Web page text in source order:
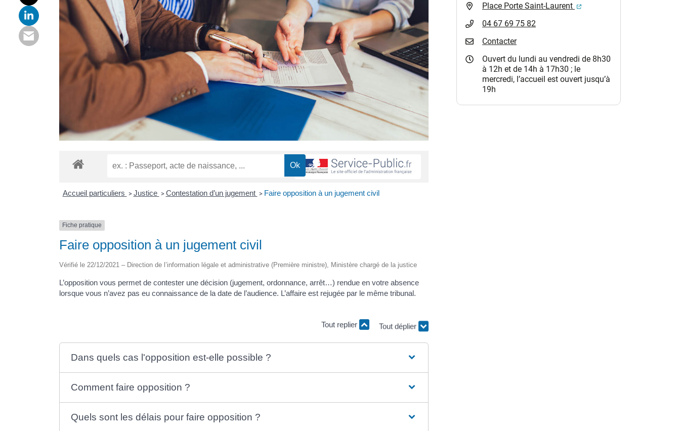
Accueil particuliers > Justice > Contestation d’un jugement > Faire opposition à un jugement civil
Fiche pratique
Faire opposition à un jugement civil
Vérifié le 22/12/2021 – Direction de l’information légale et administrative (Première ministre), Ministère chargé de la justice
L’opposition vous permet de contester une décision (jugement, ordonnance, arrêt…) rendue en votre absence
lorsque vous n’avez pas eu connaissance de la date de l’audience. L’affaire est rejugée par le même tribunal.
Tout replier
Tout déplier
Dans quels cas l'opposition est-elle possible ?
Comment faire opposition ?
Quels sont les délais pour faire opposition ?
Place Porte Saint-Laurent
(ouverture dans un nouvel
04 67 69 75 82
Contacter
Ouvert du lundi au vendredi de 8h30
à 12h et de 14h à 17h30 ; le
mercredi, l’accueil est ouvert jusqu’à
19h